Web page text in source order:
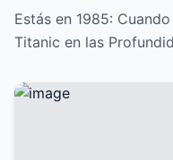
del Atlántico
Estás en 1985:
Titanic en las